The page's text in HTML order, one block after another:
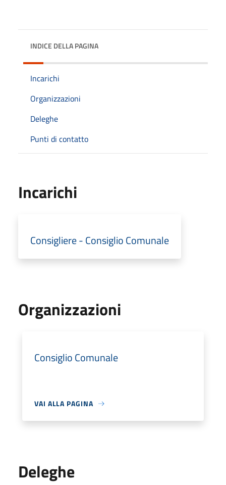
INDICE DELLA PAGINA
Incarichi
Organizzazioni
Deleghe
Punti di contatto
Incarichi
Consigliere - Consiglio Comunale
Organizzazioni
Consiglio Comunale
VAI ALLA PAGINA
Deleghe